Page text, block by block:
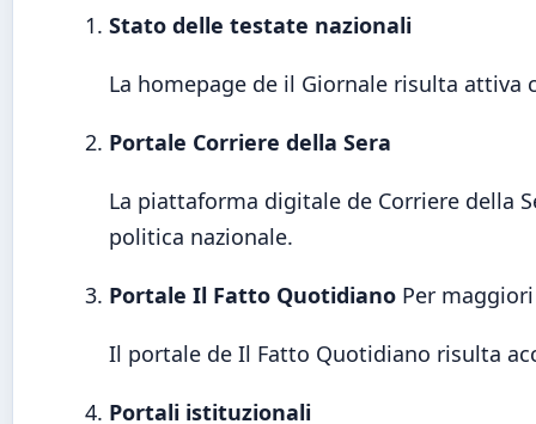
Stato delle testate nazionali
La homepage de il Giornale risulta
Portale Corriere della Sera
La piattaforma digitale de Corriere della
politica nazionale.
Portale Il Fatto Quotidiano Per
Il portale de Il Fatto Quotidiano risulta
Portali istituzionali